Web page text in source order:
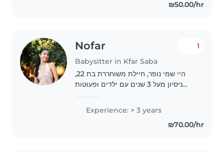
₪50.00/hr
Nofar
Babysitter in Kfar Saba
1
היי שמי נופר, חיילת משוחררת בת 22,
ניסיון מעל 3 שנים עם ילדים ופעוטות
פרטיים וכו). אחראית, מסורה, פתוחה
ומקבלת. מתחברת עם ילדים בקלות.
Experience: > 3 years
₪70.00/hr